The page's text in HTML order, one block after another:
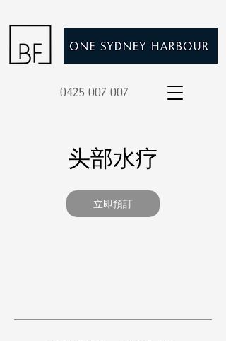
0425 007 007
头部水疗
立即預訂